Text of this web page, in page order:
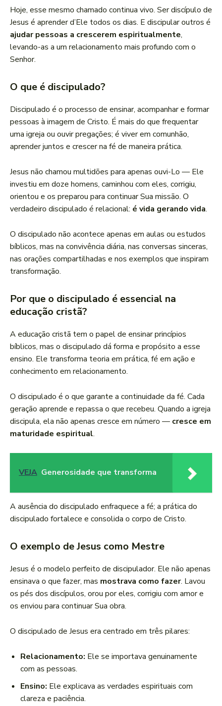
Hoje, esse mesmo chamado continua vivo. Ser discípulo de
Jesus é aprender d’Ele todos os dias. E discipular outros é
ajudar pessoas a crescerem espiritualmente,
levando-as a um relacionamento mais profundo com o
Senhor.
O que é discipulado?
Discipulado é o processo de ensinar, acompanhar e formar
pessoas à imagem de Cristo. É mais do que frequentar
uma igreja ou ouvir pregações; é viver em comunhão,
aprender juntos e crescer na fé de maneira prática.
Jesus não chamou multidões para apenas ouvi-Lo — Ele
investiu em doze homens, caminhou com eles, corrigiu,
orientou e os preparou para continuar Sua missão. O
verdadeiro discipulado é relacional: é vida gerando vida.
O discipulado não acontece apenas em aulas ou estudos
bíblicos, mas na convivência diária, nas conversas sinceras,
nas orações compartilhadas e nos exemplos que inspiram
transformação.
Por que o discipulado é essencial na
educação cristã?
A educação cristã tem o papel de ensinar princípios
bíblicos, mas o discipulado dá forma e propósito a esse
ensino. Ele transforma teoria em prática, fé em ação e
conhecimento em relacionamento.
O discipulado é o que garante a continuidade da fé. Cada
geração aprende e repassa o que recebeu. Quando a igreja
discipula, ela não apenas cresce em número — cresce em
maturidade espiritual.
VEJA Generosidade que transforma
A ausência do discipulado enfraquece a fé; a prática do
discipulado fortalece e consolida o corpo de Cristo.
O exemplo de Jesus como Mestre
Jesus é o modelo perfeito de discipulador. Ele não apenas
ensinava o que fazer, mas mostrava como fazer. Lavou
os pés dos discípulos, orou por eles, corrigiu com amor e
os enviou para continuar Sua obra.
O discipulado de Jesus era centrado em três pilares:
Relacionamento: Ele se importava genuinamente
com as pessoas.
Ensino: Ele explicava as verdades espirituais com
clareza e paciência.